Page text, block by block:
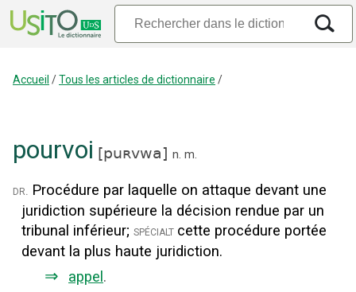
Accueil /Tous les articles de dictionnaire /
pourvoi [puʀvwa] n. m.
dr. Procédure par laquelle on attaque devant une
juridiction supérieure la décision rendue par un
tribunal inférieur; spécialt cette procédure portée
devant la plus haute juridiction.
⇒ appel .